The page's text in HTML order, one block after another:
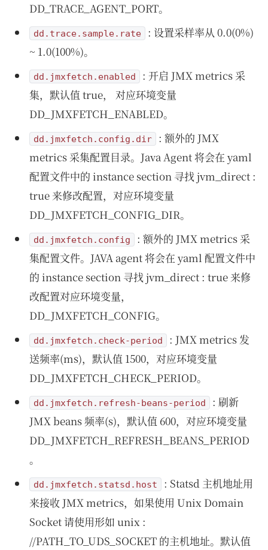
DD_TRACE_AGENT_PORT。
dd.trace.sample.rate : 设置采样率从 0.0(0%)
~ 1.0(100%)。
dd.jmxfetch.enabled : 开启 JMX metrics 采
集，默认值 true， 对应环境变量
DD_JMXFETCH_ENABLED。
dd.jmxfetch.config.dir : 额外的 JMX
metrics 采集配置目录。Java Agent 将会在 yaml
配置文件中的 instance section 寻找 jvm_direct :
true 来修改配置，对应环境变量
DD_JMXFETCH_CONFIG_DIR。
dd.jmxfetch.config : 额外的 JMX metrics 采
集配置文件。JAVA agent 将会在 yaml 配置文件中
的 instance section 寻找 jvm_direct : true 来修
改配置对应环境变量，
DD_JMXFETCH_CONFIG。
dd.jmxfetch.check-period : JMX metrics 发
送频率(ms)，默认值 1500，对应环境变量
DD_JMXFETCH_CHECK_PERIOD。
dd.jmxfetch.refresh-beans-period : 刷新
JMX beans 频率(s)，默认值 600，对应环境变量
DD_JMXFETCH_REFRESH_BEANS_PERIOD
。
dd.jmxfetch.statsd.host : Statsd 主机地址用
来接收 JMX metrics，如果使用 Unix Domain
Socket 请使用形如 unix :
//PATH_TO_UDS_SOCKET 的主机地址。默认值